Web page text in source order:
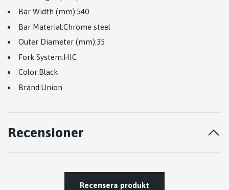
Bar Width (mm):540
Bar Material:Chrome steel
Outer Diameter (mm):35
Fork System:HIC
Color:Black
Brand:Union
Recensioner
Recensera produkt